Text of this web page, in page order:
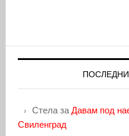
Стелаза Давам под
Свиленград